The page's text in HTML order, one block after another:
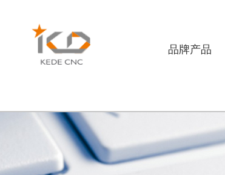
品牌产品